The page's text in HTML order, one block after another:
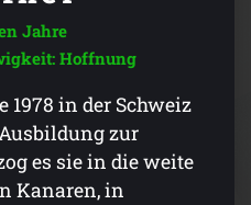
Jahre
Hoffnung
in der Schweiz
zur
es sie in die weite
Kanaren, in